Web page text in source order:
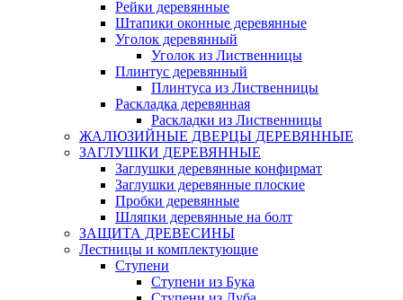
Рейки деревянные
Штапики оконные деревянные
Уголок деревянный
Уголок из Лиственницы
Плинтус деревянный
Плинтуса из Лиственницы
Раскладка деревянная
Раскладки из Лиственницы
ЖАЛЮЗИЙНЫЕ ДВЕРЦЫ ДЕРЕВЯННЫЕ
ЗАГЛУШКИ ДЕРЕВЯННЫЕ
Заглушки деревянные конфирмат
Заглушки деревянные плоские
Пробки деревянные
Шляпки деревянные на болт
ЗАЩИТА ДРЕВЕСИНЫ
Лестницы и комплектующие
Ступени
Ступени из Бука